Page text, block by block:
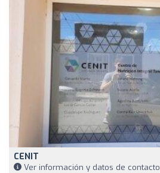
CENIT
Ver información y datos de contacto